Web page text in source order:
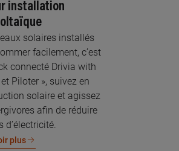
installation
solaires installés
facilement, c’est
connecté Drivia with
Piloter », suivez en
solaire et agissez
afin de réduire
d’électricité.
plus